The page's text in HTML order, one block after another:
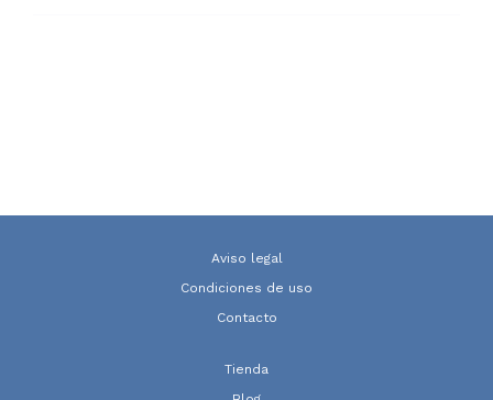
Aviso legal
Condiciones de uso
Contacto
Tienda